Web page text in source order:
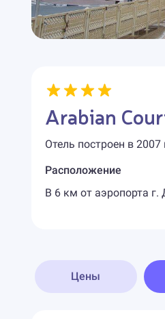
Arabian
Отель построен в 2007
Расположение
В 6 км от аэропорта г.
Цены